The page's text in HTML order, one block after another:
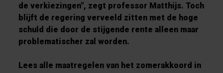
de verkiezingen", zegt professor Matthijs. Toch
blijft de regering verveeld zitten met de hoge
schuld die door de stijgende rente alleen maar
problematischer zal worden.
Lees alle maatregelen van het zomerakkoord in